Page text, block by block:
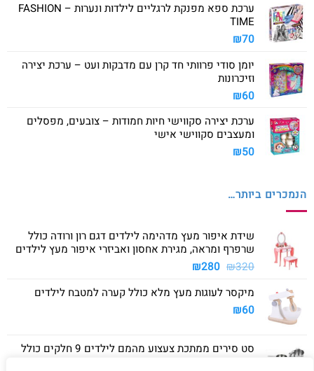
ערכת ספא מפנקת לרגליים לילדות ונערות – FASHION
TIME
₪70
יומן סודי פרוותי חד קרן עם מדבקות ועט – ערכת יצירה
וזיכרונות
₪60
ערכת יצירה סקווישי חיות חמודות – צובעים, מפסלים
ומעצבים סקווישי אישי
₪50
הנמכרים ביותר…
שידת איפור מעץ מדהימה לילדים דגם רון ורודה כולל
שרפרף ומראה, מגירת אחסון ואביזרי איפור מעץ לילדים
₪320
המחיר
היה:
₪280 המחיר
הוא:
מיקסר לעוגות מעץ מלא כולל קערה למטבח לילדים
₪60
סט סירים ממתכת צעצוע מהמם לילדים 9 חלקים כולל